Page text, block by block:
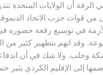
الرقة أن الولايات المتحدة
من قوات حزب الاتحاد
الأزمة في توسيع رقعة
وقد اتهم بتطهير كثير من
وحلب. ولا شك في أن
إلى الإقليم الكردي يثير